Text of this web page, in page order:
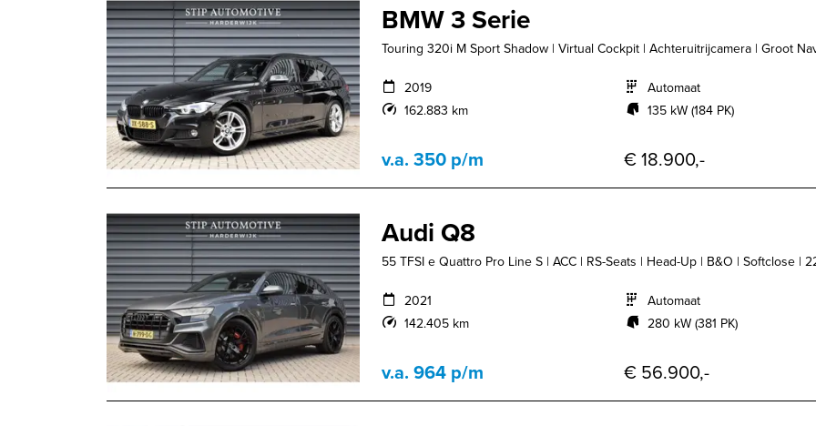
BMW 3 Serie
Touring 320i M Sport Shadow | Virtual Cockpit | Achteruitrijcamera | Groot
2019
162.883 km
Automaat
135 kW (184 PK)
v.a. 350 p/m € 18.900,-
Audi Q8
55 TFSI e Quattro Pro Line S | ACC | RS-Seats | Head-Up | B&O | Softclose |
2021
142.405 km
Automaat
280 kW (381 PK)
v.a. 964 p/m € 56.900,-